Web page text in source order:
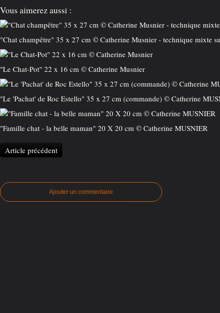
Vous aimerez aussi :
"Chat champêtre" 35 x 27 cm © Catherine Musnier - technique mixte
"Le Chat-Pot" 22 x 16 cm © Catherine Musnier
"Le 'Pachat' de Roc Estello" 35 x 27 cm (commande) © Catherine
"Famille chat - la belle maman" 20 X 20 cm © Catherine MUSNIER
Article précédent
Ajouter un commentaire